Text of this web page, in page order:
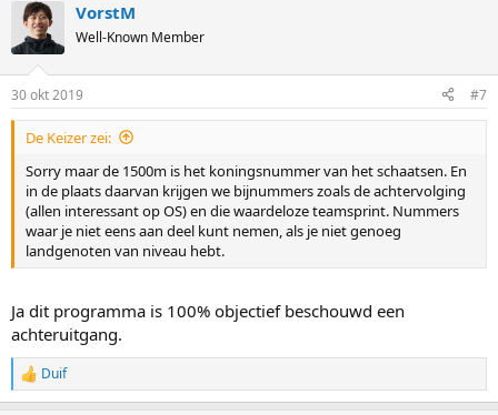
c
t
i
s
:
VorstM
Well-Known Member
30 okt 2019 #7
De Keizer zei:
Sorry maar de 1500m is het koningsnummer van het schaatsen. En
in de plaats daarvan krijgen we bijnummers zoals de achtervolging
(allen interessant op OS) en die waardeloze teamsprint. Nummers
waar je niet eens aan deel kunt nemen, als je niet genoeg
landgenoten van niveau hebt.
Ja dit programma is 100% objectief beschouwd een
achteruitgang.
R
e
Duif